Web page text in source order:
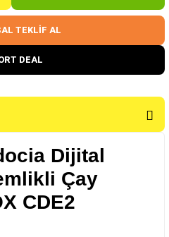
TEKLİF AL
DEAL
Dijital
Çay
CDE2